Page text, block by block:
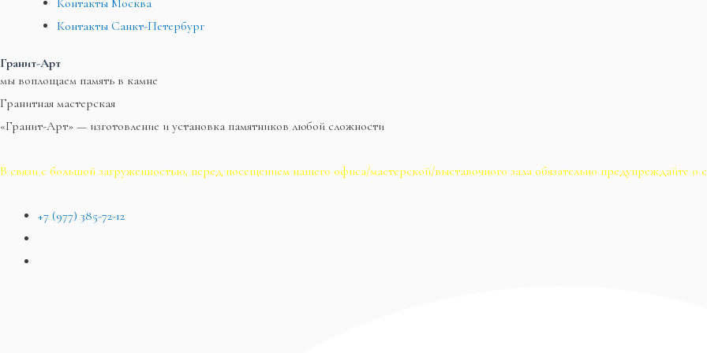
Контакты Санкт-Петербург
Гранит-Арт
мы воплощаем память в камне
Гранитная мастерская
«Гранит-Арт» — изготовление и установка памятников любой сложности
В связи с большой загруженностью, перед посещением нашего офиса/мастерской/выставочного зала обязательно предупреждайте о
+7 (977) 385-72-12